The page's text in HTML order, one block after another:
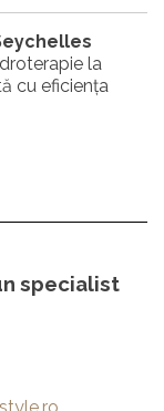
la
cu eficiența
specialist